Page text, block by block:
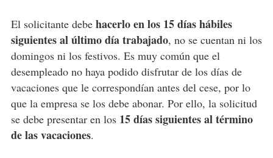
El solicitante debe hacerlo en los 15 días hábiles
siguientes al último día trabajado, no se cuentan ni los
domingos ni los festivos. Es muy común que el
desempleado no haya podido disfrutar de los días de
vacaciones que le correspondían antes del cese, por lo
que la empresa se los debe abonar. Por ello, la solicitud
se debe presentar en los 15 días siguientes al término
de las vacaciones.